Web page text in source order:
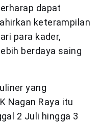
dapat
keterampilan
para kader,
berdaya saing
yang
Nagan Raya itu
2 Juli hingga 3